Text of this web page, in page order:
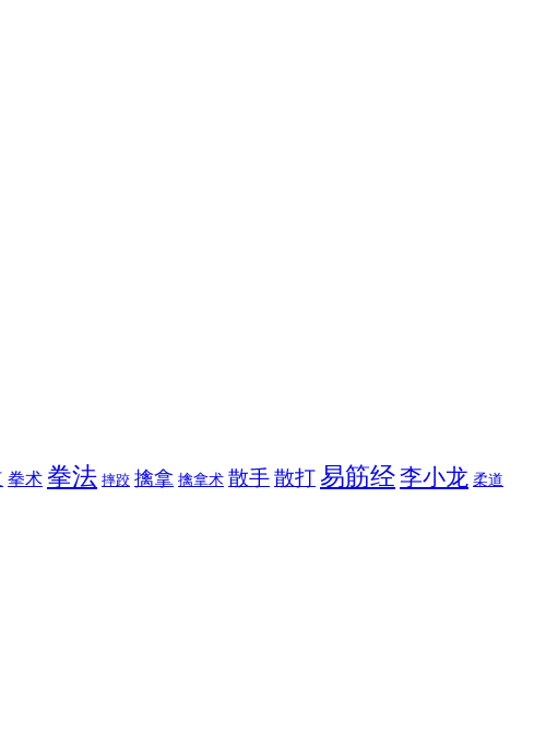
拳术 拳法 摔跤 擒拿 擒拿术 散手散打易筋经李小龙 柔道